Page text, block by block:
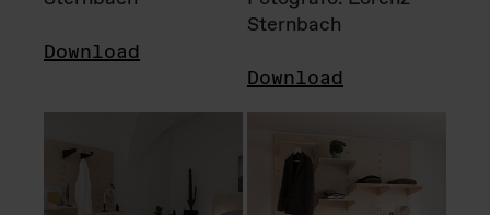
Download
Sternbach
Download